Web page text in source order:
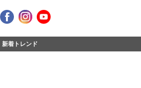
新着トレンド